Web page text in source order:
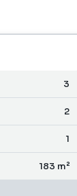
offrant un
et proximité
visiter ce
3
2
1
183 m²